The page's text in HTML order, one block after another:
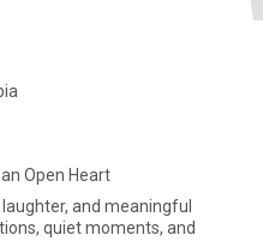
Open Heart
and meaningful
quiet moments, and